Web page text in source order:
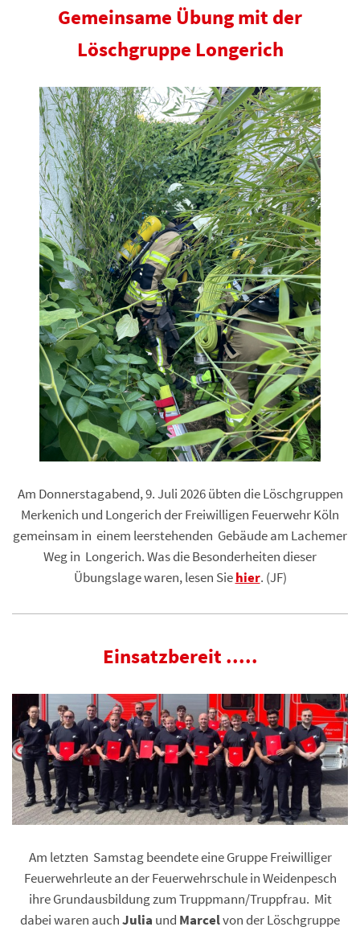
Gemeinsame Übung mit der
Löschgruppe Longerich
Am Donnerstagabend, 9. Juli 2026 übten die Löschgruppen
Merkenich und Longerich der Freiwilligen Feuerwehr Köln
gemeinsam in einem leerstehenden Gebäude am Lachemer
Weg in Longerich. Was die Besonderheiten dieser
Übungslage waren, lesen Siehier. (JF)
Einsatzbereit .....
Am letzten Samstag beendete eine Gruppe Freiwilliger
Feuerwehrleute an der Feuerwehrschule in Weidenpesch
ihre Grundausbildung zum Truppmann/Truppfrau. Mit
dabei waren auchJulia und Marcelvon der Löschgruppe